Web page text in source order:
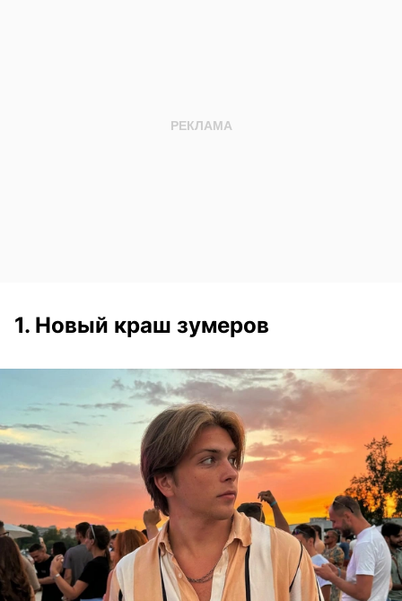
1. Новый краш зумеров